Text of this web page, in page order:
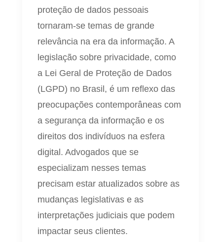
proteção de dados pessoais
tornaram-se temas de grande
relevância na era da informação. A
legislação sobre privacidade, como
a Lei Geral de Proteção de Dados
(LGPD) no Brasil, é um reflexo das
preocupações contemporâneas com
a segurança da informação e os
direitos dos indivíduos na esfera
digital. Advogados que se
especializam nesses temas
precisam estar atualizados sobre as
mudanças legislativas e as
interpretações judiciais que podem
impactar seus clientes.